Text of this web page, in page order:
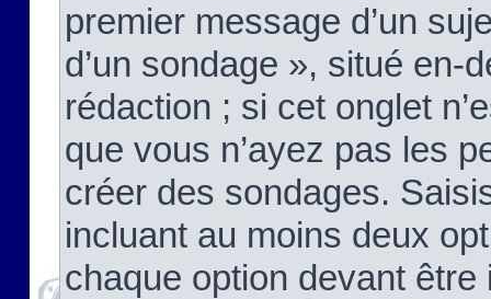
premier message d’un
d’un sondage », situé en-
rédaction ; si cet onglet
que vous n’ayez pas les
créer des sondages.
incluant au moins deux
chaque option devant